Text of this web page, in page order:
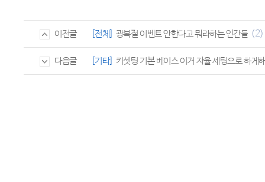
이전글 [전체] 광복절 이벤트 안한다고 뭐라하는 인간들 (2)
다음글 [기타] 키셋팅 기본 베이스 이거 자율 세팅으로 하게